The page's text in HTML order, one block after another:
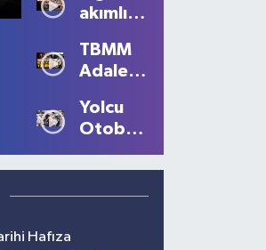
kuşunu
itfaiye
kurtardı
akımlı
TBMM
Adalet
tansiyon
yükseldi
Yolcu
Otobüsünün
Kadın
Ağır
Hafıza